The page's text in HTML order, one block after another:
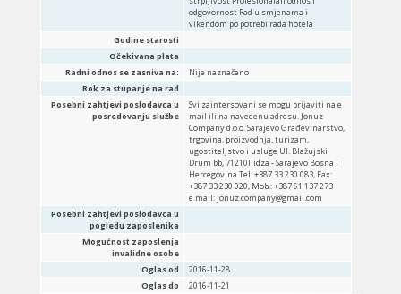
odgovornost Rad u smjenama i
vikendom po potrebi rada hotela
Godine starosti
Očekivana plata
Radni odnos se zasniva na:
Nije naznačeno
Rok za stupanje na rad
Posebni zahtjevi poslodavca u
posredovanju službe
Svi zaintersovani se mogu prijaviti na e
mail ili na navedenu adresu. Jonuz
Company d.o.o. Sarajevo Građevinarstvo,
trgovina, proizvodnja, turizam,
ugostiteljstvo i usluge Ul. Blažujski
Drum bb, 71210Ilidza - Sarajevo Bosna i
Hercegovina Tel: +387 33 230 083, Fax:
+387 33 230 020, Mob.: +387 61 137 273
e.mail: jonuz.company@gmail.com
Posebni zahtjevi poslodavca u
pogledu zaposlenika
Mogućnost zaposlenja
invalidne osobe
Oglas od
2016-11-28
Oglas do
2016-11-21